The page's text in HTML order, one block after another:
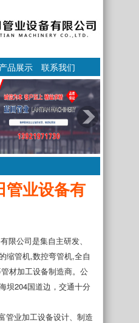
产品展示 联系我们
管业设备有
限公司是集自主研发、
缩管机,数控弯管机,全自
材加工设备制造商。公
坝204国道边，交通十分
管业加工设备设计、制造